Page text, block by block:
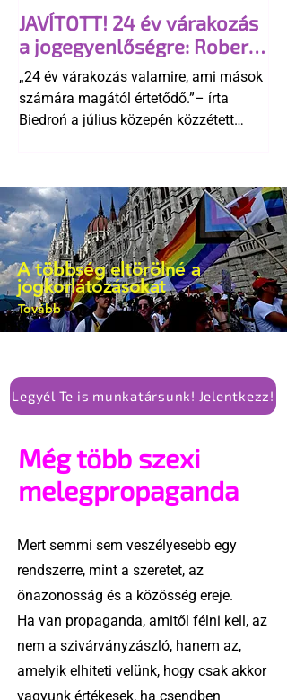
elismerését. Közben az ellenzéken belül
is vita robbant ki arról, hogy vissza
kellene-e vonni a kormány konzervatív
alkotmánymódosítását
JAVÍTOTT! 24 év várakozás
a jogegyenlőségre: Robert
Biedroń megindító üzenete
a lengyel bejegyzett
élettársi kapcsolatokért
„24 év várakozás valamire, ami mások
számára magától értetődő.”– írta
Biedroń a július közepén közzétett
A többség eltörölné a
jogkorlátozásokat
Tovább
Legyél Te is munkatársunk! Jelentkezz!
Még több szexi
melegpropaganda
Mert semmi sem veszélyesebb egy
rendszerre, mint a szeretet, az
önazonosság és a közösség ereje.
Ha van propaganda, amitől félni kell, az
nem a szivárványzászló, hanem az,
amelyik elhiteti velünk, hogy csak akkor
vagyunk értékesek, ha csendben